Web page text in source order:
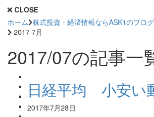
CLOSE
ホーム 株式投資・経済情報ならASK1のブログ
2017 7月
2017/07の記事一
日経平均 小安い
2017年7月28日